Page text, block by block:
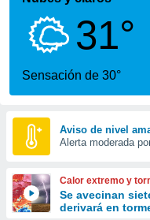
que se
calidad.
a este
las
y
forma
digital
basada
31°
Sensación de 30°
Aviso de nivel
Alerta moderada
Calor extremo y
Se avecinan
derivará en